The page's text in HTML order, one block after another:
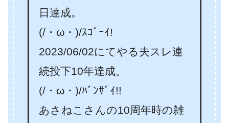
日達成。
(/・ω・)/ｽｺﾞｰｲ!
2023/06/02にてやる夫スレ連
続投下10年達成。
(/・ω・)/ﾊﾞﾝｻﾞｲ!!
あさねこさんの10周年時の雑